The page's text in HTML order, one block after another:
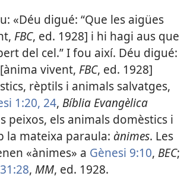
«Déu digué: “Que les aigües
FBC, ed. 1928] i hi hagi aus que
del cel.” I fou així. Déu digué:
vivent, FBC, ed. 1928]
rèptils i animals salvatges,
1:20, 24, Bíblia Evangèlica
peixos, els animals domèstics i
la mateixa paraula: ànimes. Les
«ànimes» a Gènesi 9:10, BEC;
, MM, ed. 1928.